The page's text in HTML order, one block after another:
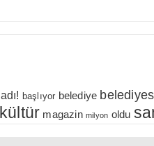
başlıyor belediye
kültür magazin milyon oldu